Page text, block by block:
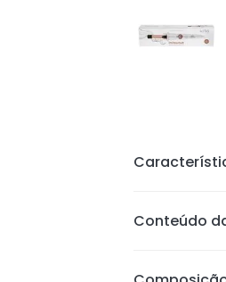
Conteúdo